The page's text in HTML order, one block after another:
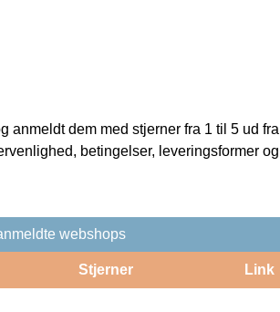
dem med stjerner fra 1 til 5 ud
betingelser, leveringsformer og
webshops
Stjerner Link